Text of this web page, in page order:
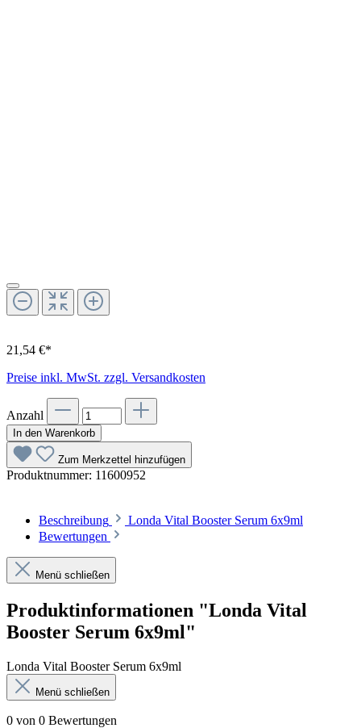
21,54 €*
Preise inkl. MwSt. zzgl. Versandkosten
Anzahl
In den Warenkorb
Zum Merkzettel hinzufügen
Produktnummer: 11600952
Beschreibung
Londa Vital Booster Serum 6x9ml
Bewertungen
Menü schließen
Produktinformationen "Londa Vital
Booster Serum 6x9ml"
Londa Vital Booster Serum 6x9ml
Menü schließen
0 von 0 Bewertungen